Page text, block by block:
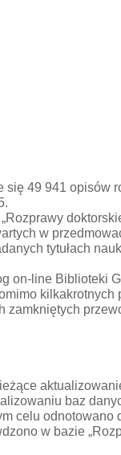
49 941 opisów
w
tytułach
on-line Biblioteki
baz
celu
w bazie